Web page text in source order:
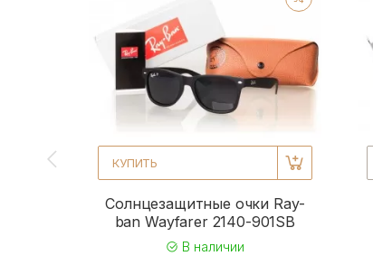
КУПИТЬ
Солнцезащитные очки Ray-
ban Wayfarer 2140-901SB
В наличии